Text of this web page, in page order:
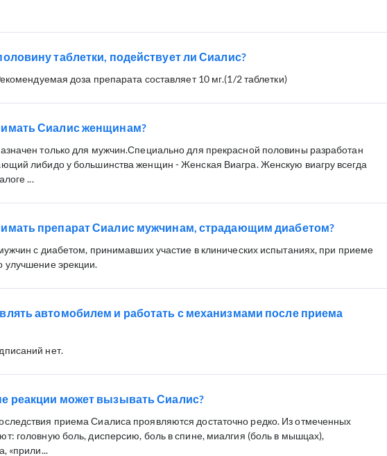
таблетки, подействует ли Сиалис?
доза препарата составляет 10 мг.(1/2 таблетки)
Сиалис женщинам?
только для мужчин.Специально для прекрасной половины разработан
либидо у большинства женщин - Женская Виагра. Женскую виагру всегда
...
препарат Сиалис мужчинам, страдающим диабетом?
с диабетом, принимавших участие в клинических испытаниях, при приеме
улучшение эрекции.
автомобилем и работать с механизмами после приема
нет.
реакции может вызывать Сиалис?
приема Сиалиса проявляются достаточно редко. Из отмеченных
головную боль, дисперсию, боль в спине, миалгия (боль в мышцах),
«прили...